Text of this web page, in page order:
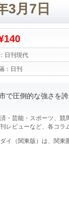
3月7日
日刊現代
： 日刊
で圧倒的な強さを
・芸能・スポーツ、競
レビューなど、各コラ
イ（関東版）は、関